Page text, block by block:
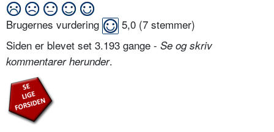
Brugernes vurdering 5,0 (7 stemmer)
Siden er blevet set 3.193 gange - Se og skriv
kommentarer herunder.